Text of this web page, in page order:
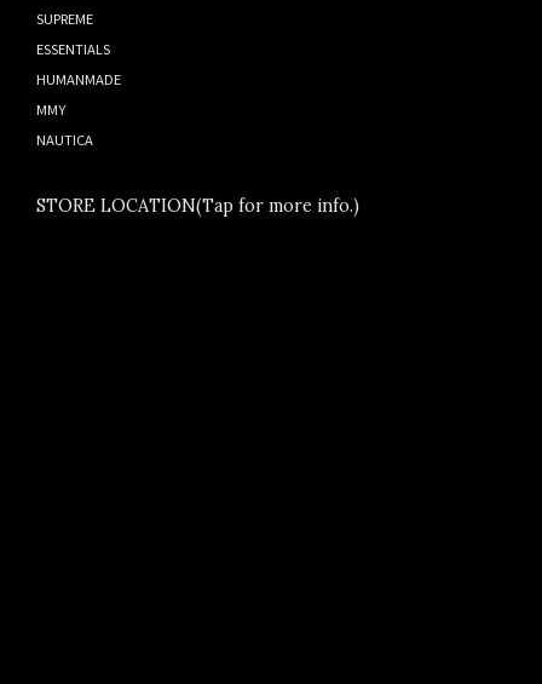
SUPREME
ESSENTIALS
HUMANMADE
MMY
NAUTICA
STORE LOCATION(Tap for more info.)